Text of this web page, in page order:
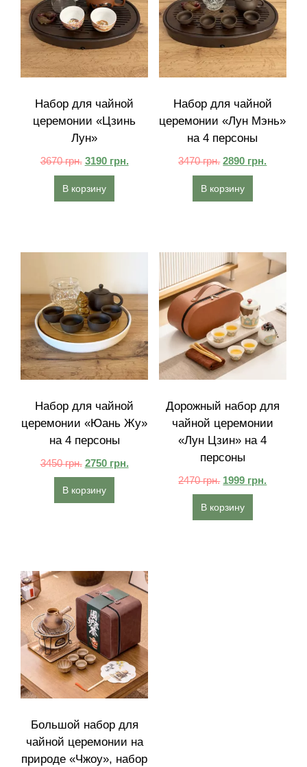
Набор для чайной
церемонии «Цзинь
Лун»
3670грн. 3190 грн.
В корзину
Набор для чайной
церемонии «Лун Мэнь»
на 4 персоны
3470грн. 2890 грн.
В корзину
Набор для чайной
церемонии «Юань Жу»
на 4 персоны
3450грн. 2750 грн.
В корзину
Дорожный набор для
чайной церемонии
«Лун Цзин» на 4
персоны
2470грн. 1999 грн.
В корзину
Большой набор для
чайной церемонии на
природе «Чжоу», набор